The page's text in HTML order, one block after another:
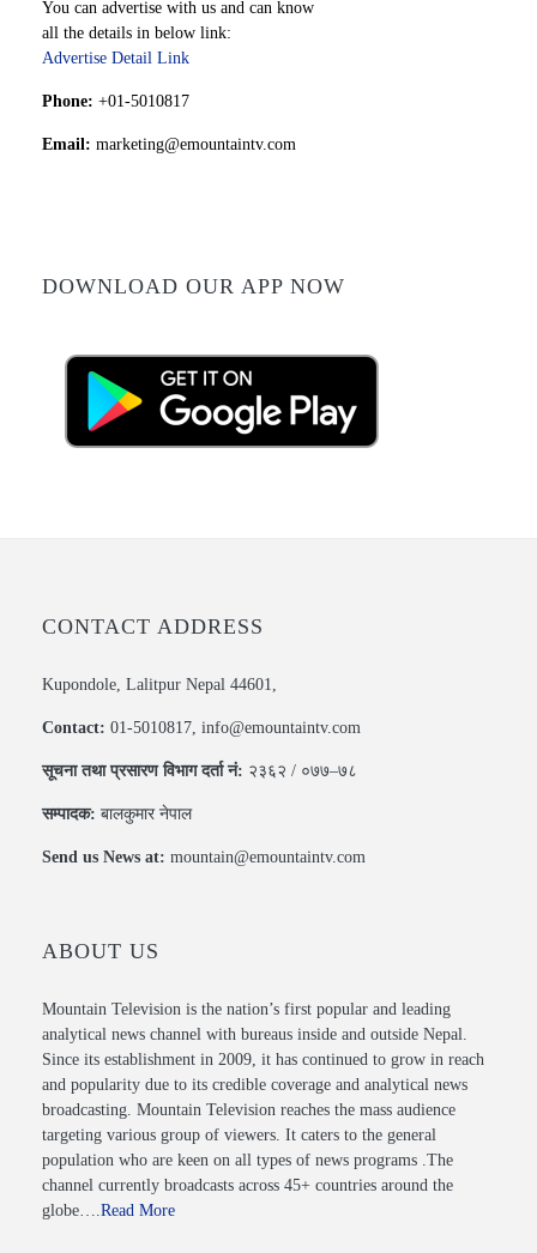
You can advertise with us and can know
all the details in below link:
Advertise Detail Link
Phone: +01-5010817
Email: marketing@emountaintv.com
DOWNLOAD OUR APP NOW
CONTACT ADDRESS
Kupondole, Lalitpur Nepal 44601,
Contact: 01-5010817, info@emountaintv.com
सूचना तथा प्रसारण विभाग दर्ता नं: २३६२ / ०७७–७८
सम्पादक: बालकुमार नेपाल
Send us News at: mountain@emountaintv.com
ABOUT US
Mountain Television is the nation’s first popular and leading
analytical news channel with bureaus inside and outside Nepal.
Since its establishment in 2009, it has continued to grow in reach
and popularity due to its credible coverage and analytical news
broadcasting. Mountain Television reaches the mass audience
targeting various group of viewers. It caters to the general
population who are keen on all types of news programs .The
channel currently broadcasts across 45+ countries around the
globe….Read More